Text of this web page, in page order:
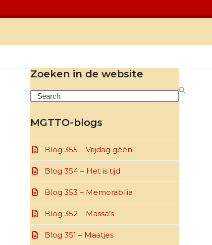
Zoeken in de website
Search
MGTTO-blogs
Blog 355 – Vrijdag géén
Blog 354 – Het is tijd
Blog 353 – Memorabilia
Blog 352 – Massa’s
Blog 351 – Maatjes